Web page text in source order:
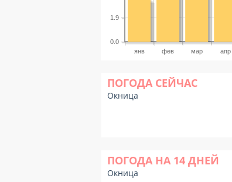
янв фев мар апр
0.0
1.9
ПОГОДА СЕЙЧАС
Окница
ПОГОДА НА 14 ДНЕЙ
Окница